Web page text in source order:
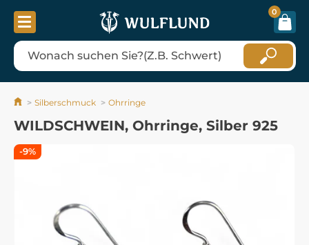
0
Silberschmuck Ohrringe
WILDSCHWEIN, Ohrringe, Silber 925
-9%